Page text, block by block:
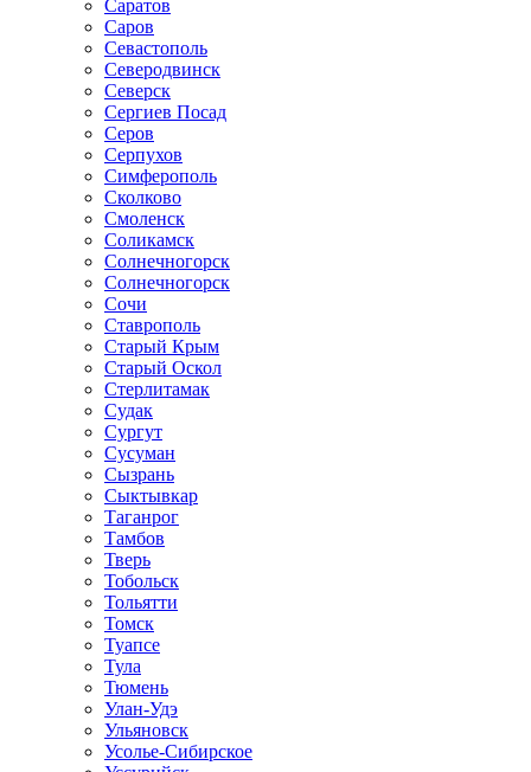
Саратов
Саров
Севастополь
Северодвинск
Северск
Сергиев Посад
Серов
Серпухов
Симферополь
Сколково
Смоленск
Соликамск
Солнечногорск
Солнечногорск
Сочи
Ставрополь
Старый Крым
Старый Оскол
Стерлитамак
Судак
Сургут
Сусуман
Сызрань
Сыктывкар
Таганрог
Тамбов
Тверь
Тобольск
Тольятти
Томск
Туапсе
Тула
Тюмень
Улан-Удэ
Ульяновск
Усолье-Сибирское